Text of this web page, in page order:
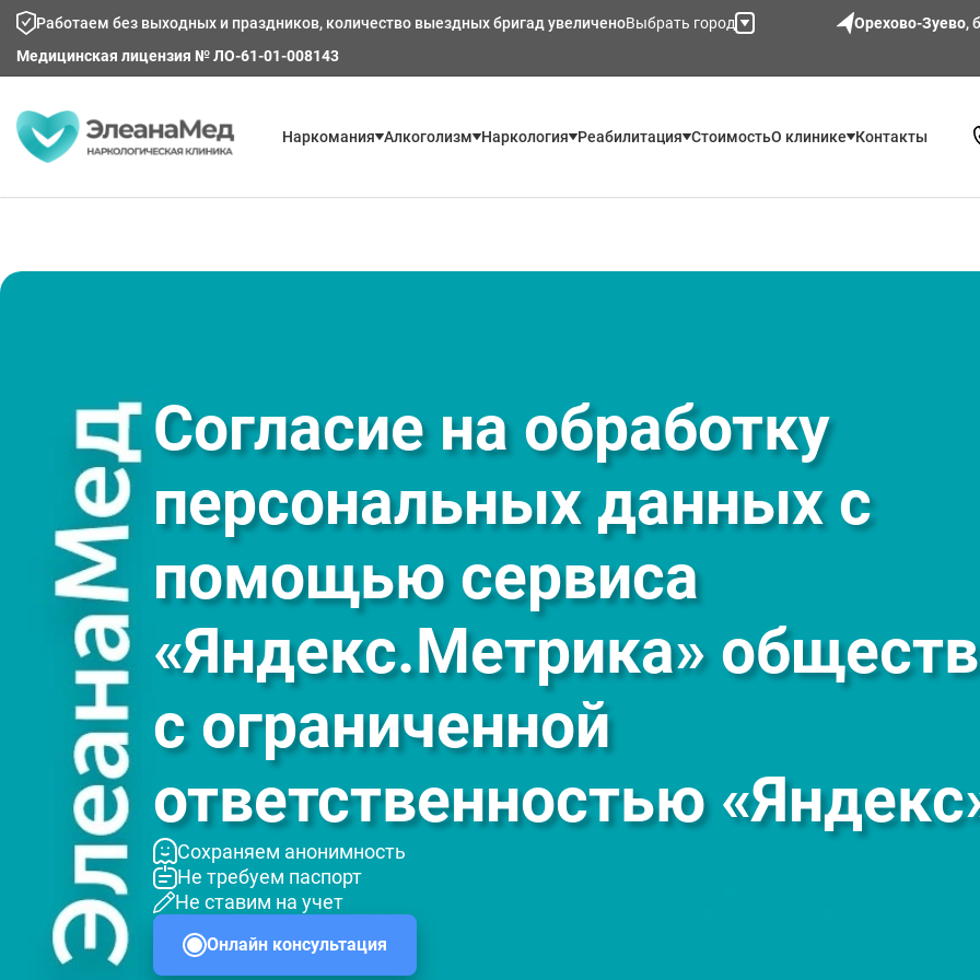
Работаем без выходных и праздников, количество выездных бригад увеличеноВыбрать город Орехово-Зуево,
Медицинская лицензия № ЛО-61-01-008143
Наркомания Алкоголизм Наркология Реабилитация СтоимостьО клинике Контакты
Согласие на обработку
персональных данных с
помощью сервиса
«Яндекс.Метрика»
с ограниченной
ответственностью
Сохраняем анонимность
Не требуем паспорт
Не ставим на учет
Онлайн консультация